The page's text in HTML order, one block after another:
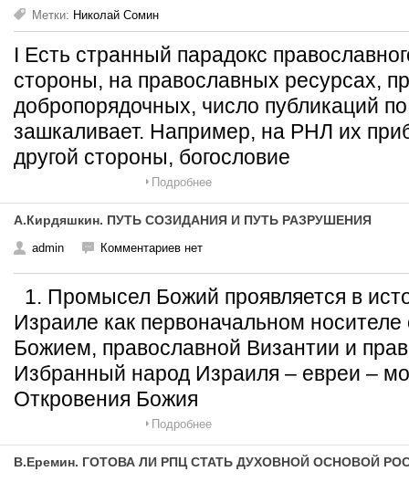
Метки: Николай Сомин
I Есть странный парадокс
стороны, на православных ресурсах,
добропорядочных, число публикаций
зашкаливает. Например, на РНЛ их
другой стороны, богословие
Подробнее
А.Кирдяшкин. ПУТЬ СОЗИДАНИЯ И ПУТЬ РАЗРУШЕНИЯ
admin Комментариев нет
1. Промысел Божий проявляется в
Израиле как первоначальном
Божием, православной Византии и
Избранный народ Израиля – евреи –
Откровения Божия
Подробнее
В.Еремин. ГОТОВА ЛИ РПЦ СТАТЬ ДУХОВНОЙ ОСНОВОЙ